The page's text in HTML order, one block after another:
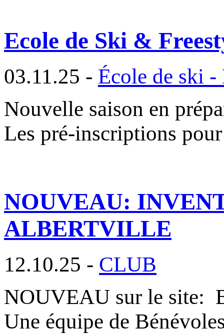
Ecole de Ski &
03.11.25 - École de ski
Nouvelle saison en
Les pré-inscriptions
NOUVEAU:
ALBERTVILLE
12.10.25 - CLUB
NOUVEAU sur le site:
Une équipe de